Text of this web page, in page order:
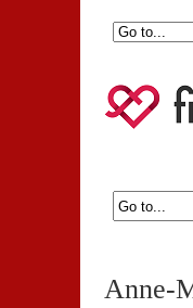
Anne-